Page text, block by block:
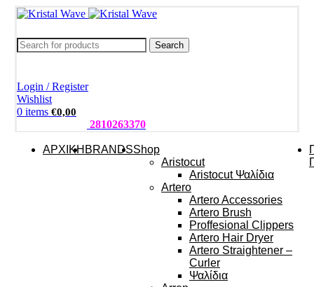
Search
Login / Register
Wishlist
0 items €0,00
2810263370
ΑΡΧΙΚΗ BRANDSShop
Aristocut
Aristocut Ψαλίδια
Artero
Artero Accessories
Artero Brush
Proffesional Clippers
Artero Hair Dryer
Artero Straightener –
Curler
Ψαλίδια